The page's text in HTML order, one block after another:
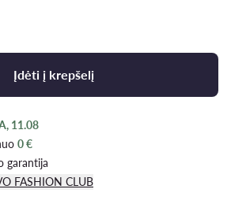
Įdėti į krepšelį
11.08
0 €
garantija
FASHION CLUB